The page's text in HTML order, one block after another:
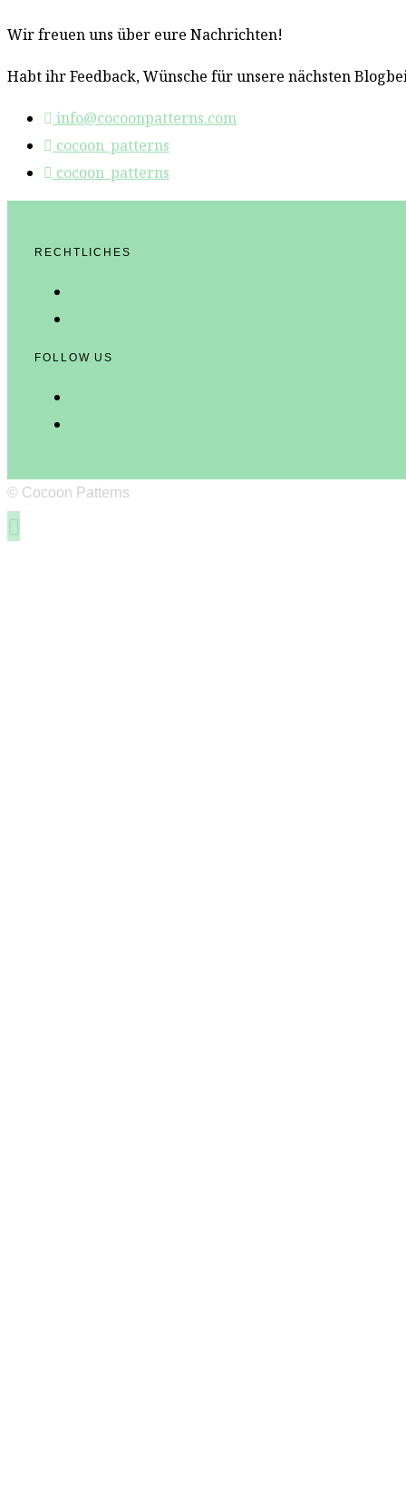
Wir freuen uns über eure Nachrichten!
Habt ihr Feedback, Wünsche für unsere nächsten
info@cocoonpatterns.com
cocoon_patterns
cocoon_patterns
RECHTLICHES
FOLLOW US
© Cocoon Patterns